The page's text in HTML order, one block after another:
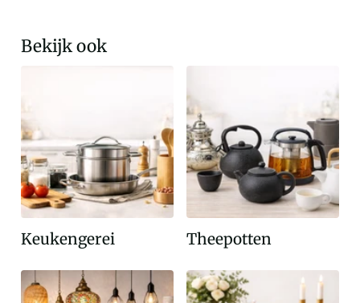
Bekijk ook
Keukengerei Theepotten